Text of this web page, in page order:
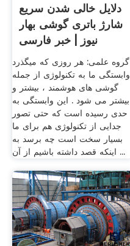
دلایل خالی شدن سریع
شارژ باتری گوشی بهار
نیوز | خبر فارسی
گروه علمی: هر روزی که میگذرد
وابستگی ما به تکنولوژی از جمله
گوشی های هوشمند ، بیشتر و
بیشتر می شود . این وابستگی به
حدی رسیده است که حتی تصور
جدایی از تکنولوژی هم برای ما
بسیار سخت است چه برسد به
اینکه قصد داشته باشیم از آن ...